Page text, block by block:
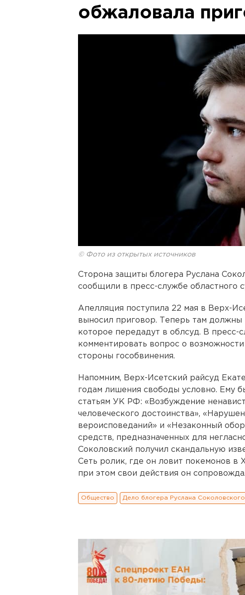
обжаловала
© Фото из открытых источников
Сторона защиты блогера Руслана
сообщили в пресс-службе областного
Апелляция поступила 22 мая в Верх-
выносил приговор. Теперь там должны
которое передадут в облсуд. В пресс-
комментировать вопрос о
стороны гособвинения.
Напомним, Верх-Исетский райсуд
годам лишения свободы условно. Ему
статьям УК РФ: «Возбуждение
человеческого достоинства»,
вероисповеданий» и «Незаконный
средств, предназначенных для
Соколовский получил скандальную
Сеть ролик, где он ловит покемонов в
при этом свои действия он
Общество Дело блогера Руслана Соколовского